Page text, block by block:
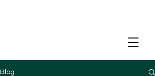
Blog